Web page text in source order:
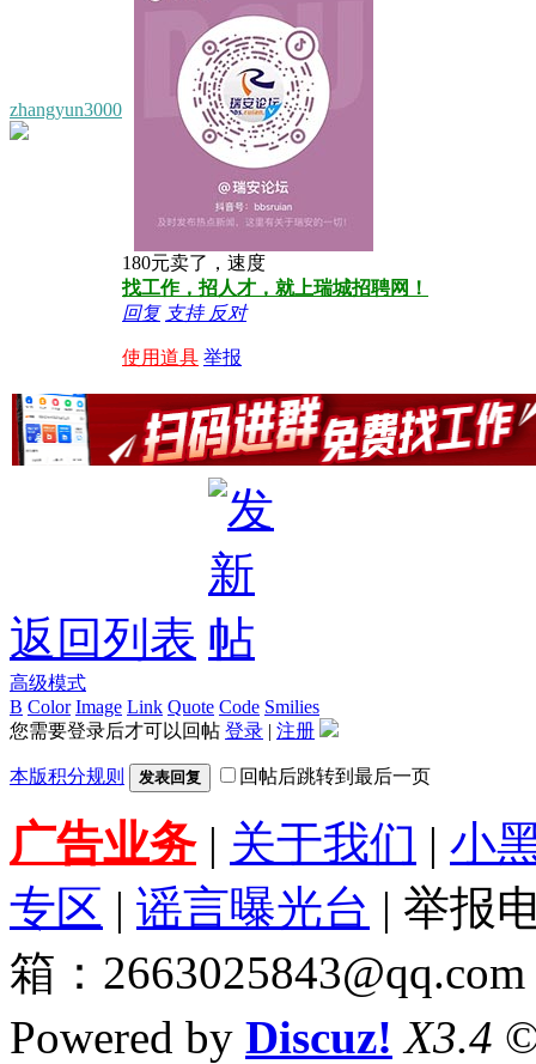
zhangyun3000
180元卖了，速度
找工作，招人才，就上瑞城招聘网！
回复 支持 反对
使用道具 举报
返回列表
高级模式
B Color Image Link Quote Code Smilies
您需要登录后才可以回帖 登录 | 注册
本版积分规则 发表回复 回帖后跳转到最后一页
广告业务| 关于我们 | 小
专区 | 谣言曝光台 | 举报
箱：2663025843@qq.com
Powered by Discuz! X3.4